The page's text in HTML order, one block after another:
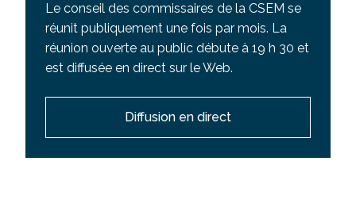
Le conseil des commissaires de la CSEM se
réunit publiquement une fois par mois. La
réunion ouverte au public débute à 19 h 30 et
est diffusée en direct sur le Web.
Diffusion en direct